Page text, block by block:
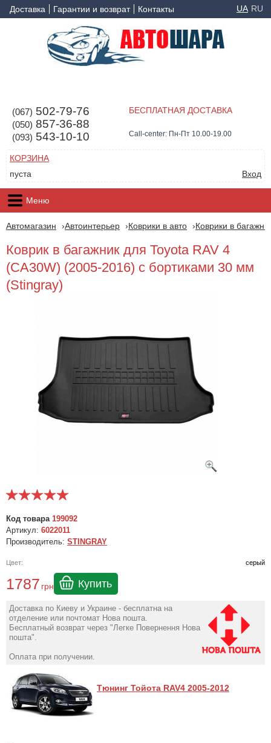
Доставка Гарантии и возврат Контакты UA RU
(067) 502-79-76
(050) 857-36-88
(093) 543-10-10
БЕСПЛАТНАЯ ДОСТАВКА
Call-center: Пн-Пт 10.00-19.00
КОРЗИНА
пуста
Вход
Меню
Автомагазин Автоинтерьер Коврики в авто Коврики в
Коврик в багажник для Toyota RAV 4
(CA30W) (2005-2016) с бортиками 30 мм
(Stingray)
Код товара 199092
Артикул: 6022011
Производитель: STINGRAY
Цвет: серый
1787 грн Купить
Доставка по Киеву и Украине - бесплатна на
отделение или почтомат Нова пошта.
Бесплатный возврат через "Легке Повернення Нова
пошта".
Оплата при получении.
Тюнинг Тойота RAV4 2005-2012